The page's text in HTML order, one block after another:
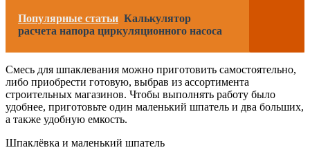
Популярные статьи Калькулятор
расчета напора циркуляционного насоса
Смесь для шпаклевания можно приготовить самостоятельно,
либо приобрести готовую, выбрав из ассортимента
строительных магазинов. Чтобы выполнять работу было
удобнее, приготовьте один маленький шпатель и два больших,
а также удобную емкость.
Шпаклёвка и маленький шпатель